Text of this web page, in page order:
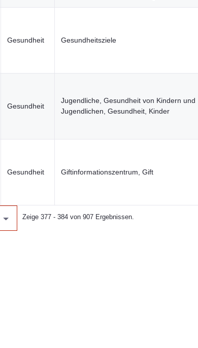
Gesundheit Gesundheitsziele
Gesundheit
Jugendliche, Gesundheit von Kindern und
Jugendlichen, Gesundheit, Kinder
Gesundheit Giftinformationszentrum, Gift
Zeige 377 - 384 von 907 Ergebnissen.